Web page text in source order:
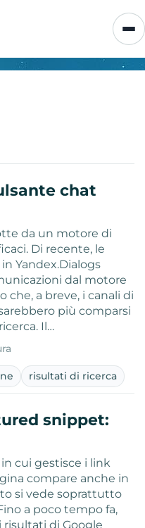
chat
da un motore di
Di recente, le
Yandex.Dialogs
dal motore
che, a breve, i canali di
più comparsi
Il…
risultati di ricerca
snippet:
cui gestisce i link
compare anche in
si vede soprattutto
a poco tempo fa,
di Google